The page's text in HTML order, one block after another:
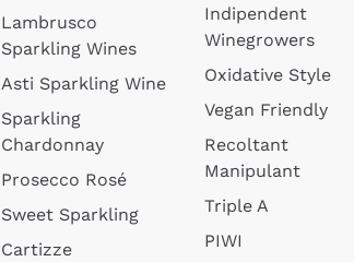
Lambrusco
Sparkling Wines
Asti Sparkling Wine
Sparkling
Chardonnay
Prosecco Rosé
Sweet Sparkling
Cartizze
Indipendent
Winegrowers
Oxidative Style
Vegan Friendly
Recoltant
Manipulant
Triple A
PIWI